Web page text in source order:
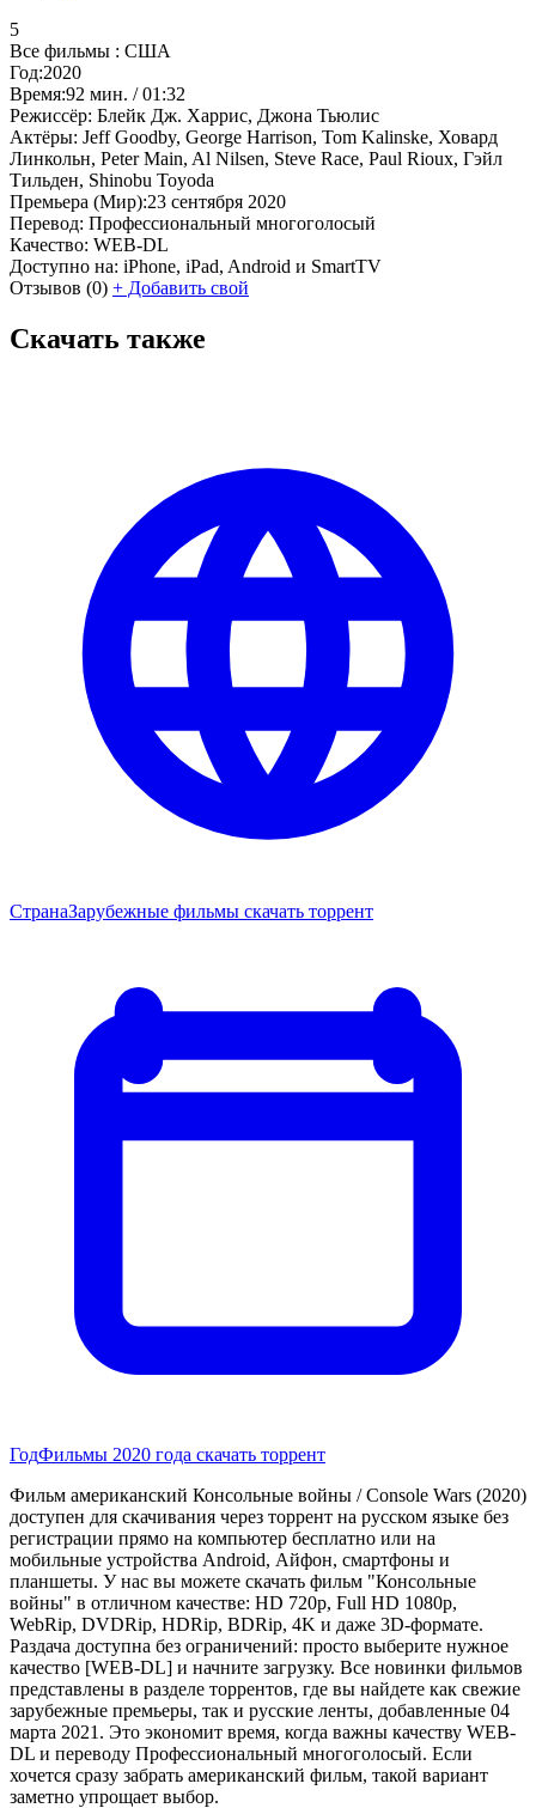
5
Все фильмы : США
Год:2020
Время:92 мин. / 01:32
Режиссёр: Блейк Дж. Харрис, Джона Тьюлис
Актёры: Jeff Goodby, George Harrison, Tom Kalinske, Ховард
Линкольн, Peter Main, Al Nilsen, Steve Race, Paul Rioux, Гэйл
Тильден, Shinobu Toyoda
Премьера (Мир):23 сентября 2020
Перевод: Профессиональный многоголосый
Качество: WEB-DL
Доступно на: iPhone, iPad, Android и SmartTV
Отзывов (0) + Добавить свой
Скачать также
СтранаЗарубежные фильмы скачать торрент
ГодФильмы 2020 года скачать торрент
Фильм американский Консольные войны / Console Wars (2020)
доступен для скачивания через торрент на русском языке без
регистрации прямо на компьютер бесплатно или на
мобильные устройства Android, Айфон, смартфоны и
планшеты. У нас вы можете скачать фильм "Консольные
войны" в отличном качестве: HD 720p, Full HD 1080p,
WebRip, DVDRip, HDRip, BDRip, 4K и даже 3D-формате.
Раздача доступна без ограничений: просто выберите нужное
качество [WEB-DL] и начните загрузку. Все новинки фильмов
представлены в разделе торрентов, где вы найдете как свежие
зарубежные премьеры, так и русские ленты, добавленные 04
марта 2021. Это экономит время, когда важны качеству WEB-
DL и переводу Профессиональный многоголосый. Если
хочется сразу забрать американский фильм, такой вариант
заметно упрощает выбор.